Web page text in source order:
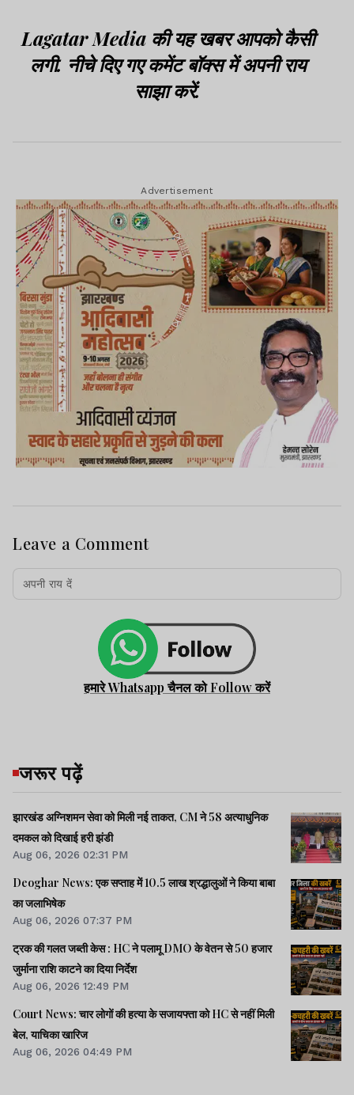
Lagatar Media की यह खबर आपको कैसी
लगी. नीचे दिए गए कमेंट बॉक्स में अपनी राय
साझा करें.
Advertisement
Leave a Comment
हमारे Whatsapp चैनल को Follow करें
जरूर पढ़ें
झारखंड अग्निशमन सेवा को मिली नई ताकत, CM ने 58 अत्याधुनिक
दमकल को दिखाई हरी झंडी
Aug 06, 2026 02:31 PM
Deoghar News: एक सप्ताह में 10.5 लाख श्रद्धालुओं ने किया बाबा
का जलाभिषेक
Aug 06, 2026 07:37 PM
ट्रक की गलत जब्ती केस : HC ने पलामू DMO के वेतन से 50 हजार
जुर्माना राशि काटने का दिया निर्देश
Aug 06, 2026 12:49 PM
Court News: चार लोगों की हत्या के सजायफ्ता को HC से नहीं मिली
बेल, याचिका खारिज
Aug 06, 2026 04:49 PM